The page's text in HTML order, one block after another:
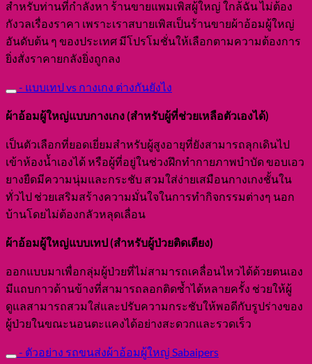
สำหรับท่านที่กำลังหา ร้านขายแพมเพิสผู้ใหญ่ ใกล้ฉัน ไม่ต้อง
กังวลเรื่องราคา เพราะเราสบายเพิสเป็นร้านขายผ้าอ้อมผู้ใหญ่
อันดับต้น ๆ ของประเทศ มีโปรโมชั่นให้เลือกตามความต้องการ
ยิ่งสั่งราคายกลังยิ่งถูกลง
- แบบเทป vs กางเกง ต่างกันยังไง
ผ้าอ้อมผู้ใหญ่แบบกางเกง (สำหรับผู้ที่ช่วยเหลือตัวเองได้)
เป็นตัวเลือกที่ยอดเยี่ยมสำหรับผู้สูงอายุที่ยังสามารถลุกเดินไป
เข้าห้องน้ำเองได้ หรือผู้ที่อยู่ในช่วงฝึกทำกายภาพบำบัด ขอบเอว
ยางยืดมีความนุ่มและกระชับ สวมใส่ง่ายเสมือนกางเกงชั้นใน
ทั่วไป ช่วยเสริมสร้างความมั่นใจในการทำกิจกรรมต่างๆ นอก
บ้านโดยไม่ต้องกลัวหลุดเลื่อน
ผ้าอ้อมผู้ใหญ่แบบเทป (สำหรับผู้ป่วยติดเตียง)
ออกแบบมาเพื่อกลุ่มผู้ป่วยที่ไม่สามารถเคลื่อนไหวได้ด้วยตนเอง
มีแถบกาวด้านข้างที่สามารถลอกติดซ้ำได้หลายครั้ง ช่วยให้ผู้
ดูแลสามารถสวมใส่และปรับความกระชับให้พอดีกับรูปร่างของ
ผู้ป่วยในขณะนอนตะแคงได้อย่างสะดวกและรวดเร็ว
- ตัวอย่าง รถขนส่งผ้าอ้อมผู้ใหญ่ Sabaipers